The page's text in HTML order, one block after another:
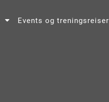
Events og treningsreiser